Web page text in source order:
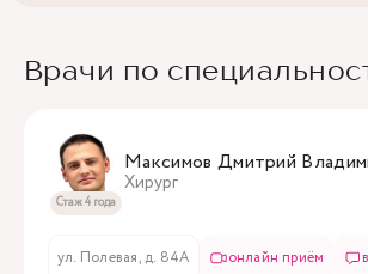
Врачи по
Стаж 4 года
Максимов Дмитрий
Хирург
ул. Полевая, д. 84А онлайн приём